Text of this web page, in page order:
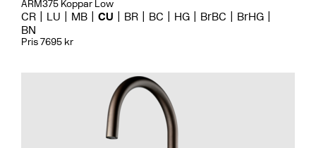
ARM375 Koppar Low
CR LU MB CU BR BC HG BrBC
BrHG
BN
Pris 7695 kr